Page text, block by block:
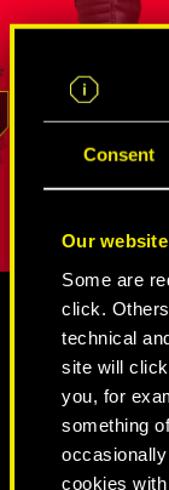
Consent
Our
Some are
click.
technical
site will
you, for
something
cookies
recurso
inteligencia
las
espías y
información